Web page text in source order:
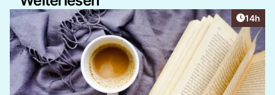
Artikel
14h